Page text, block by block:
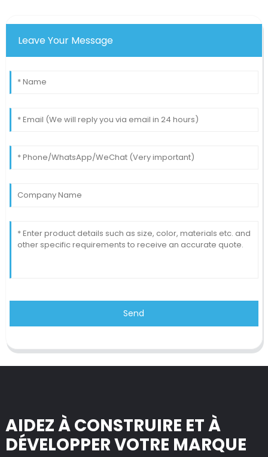
Leave Your Message
Send
AIDEZ À CONSTRUIRE ET À
DÉVELOPPER VOTRE MARQUE